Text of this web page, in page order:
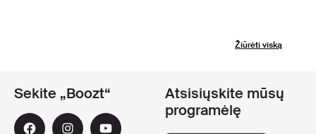
Žiūrėti viską
Sekite „Boozt“
Atsisiųskite mūsų
programėlę